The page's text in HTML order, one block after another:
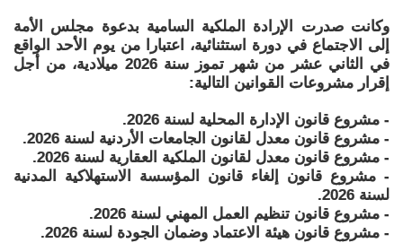
وكانت صدرت الإرادة الملكية السامية بدعوة مجلس الأمة
إلى الاجتماع في دورة استثنائية، اعتبارا من يوم الأحد الواقع
في الثاني عشر من شهر تموز سنة 2026 ميلادية، من أجل
إقرار مشروعات القوانين التالية:
- مشروع قانون الإدارة المحلية لسنة 2026.
- مشروع قانون معدل لقانون الجامعات الأردنية لسنة 2026.
- مشروع قانون معدل لقانون الملكية العقارية لسنة 2026.
- مشروع قانون إلغاء قانون المؤسسة الاستهلاكية المدنية
لسنة 2026.
- مشروع قانون تنظيم العمل المهني لسنة 2026.
- مشروع قانون هيئة الاعتماد وضمان الجودة لسنة 2026.